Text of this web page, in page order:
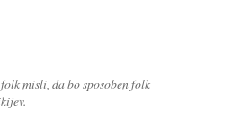
misli, da bo sposoben folk